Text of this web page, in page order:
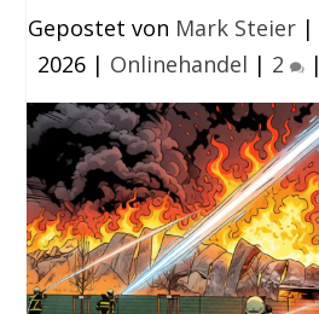
Gepostet von Mark Steier|
2026| Onlinehandel | 2 |